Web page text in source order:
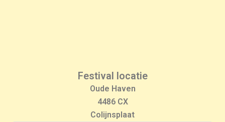
Festival locatie
Oude Haven
4486 CX
Colijnsplaat